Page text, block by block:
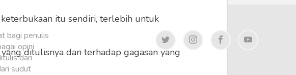
itu sendiri, terlebih untuk
ditulisnya dan terhadap gagasan yang
bagi penulis
opini
dari
sudut